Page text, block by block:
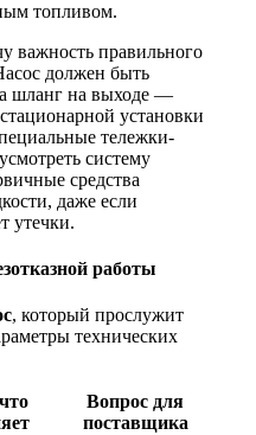
топливом.
важность правильного
должен быть
а шланг на выходе —
установки
тележки-
систему
средства
даже если
утечки.
работы
, который прослужит
технических
Вопрос для
поставщика